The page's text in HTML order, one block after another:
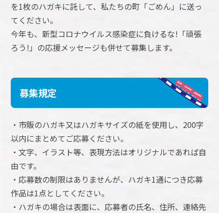
を1枚のハガキに託して、私たちの町「ごめん」に送っ
てください。
今年も、新型コロナウイルス感染症に負けるな!「頑張
ろう!」の応援メッセージも併せて募集します。
募集規定
・市販のハガキ又はハガキサイズの紙を使用し、200字
以内にまとめてご応募ください。
・文字、イラスト等、表現方法はオリジナルであれば自
由です。
・応募数の制限はありませんが、ハガキ1通につき応募
作品は1点としてください。
・ハガキの場合は表面に、応募者の氏名、住所、連絡先